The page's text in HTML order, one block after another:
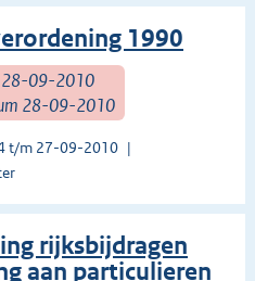
1990
28-09-2010
28-09-2010
t/m 27-09-2010
rijksbijdragen
aan particulieren